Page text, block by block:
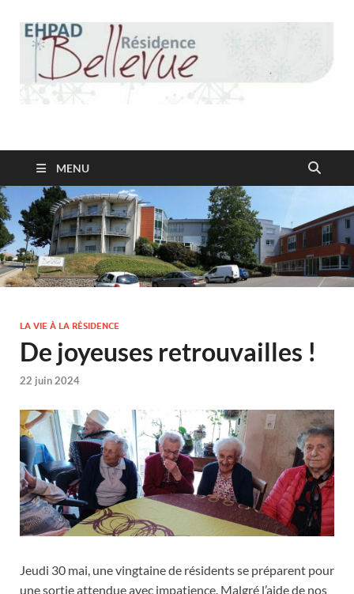
Résidence Bellevue
MENU
LA VIE À LA RÉSIDENCE
De joyeuses retrouvailles !
22 juin 2024
Jeudi 30 mai, une vingtaine de résidents se préparent pour
une sortie attendue avec impatience. Malgré l’aide de nos